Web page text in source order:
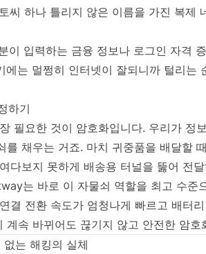
씨 하나 틀리지 않은 이름을 가진 복제
이 입력하는 금융 정보나 로그인 자격
는 멀쩡히 인터넷이 잘되니까 털리는
하기
필요한 것이 암호화입니다. 우리가 정
를 채우는 거죠. 마치 귀중품을 배달할
다보지 못하게 배송용 터널을 뚫어 전
는 바로 이 자물쇠 역할을 최고 수준
결 전환 속도가 엄청나게 빠르고 배터
계속 바뀌어도 끊기지 않고 안전한 암호
는 해킹의 실체